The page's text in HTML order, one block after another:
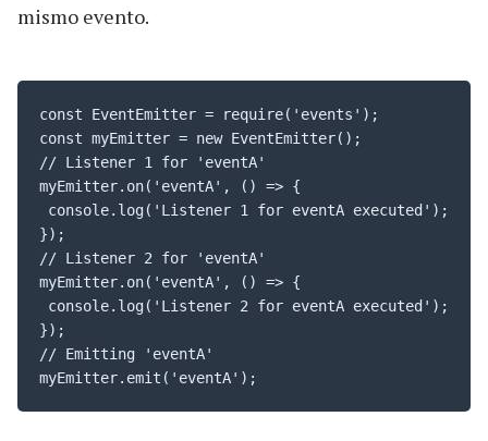
mismo evento.
const EventEmitter = require('events');
const myEmitter = new EventEmitter();
// Listener 1 for 'eventA'
myEmitter.on('eventA', () => {
console.log('Listener 1 for eventA executed');
});
// Listener 2 for 'eventA'
myEmitter.on('eventA', () => {
console.log('Listener 2 for eventA executed');
});
// Emitting 'eventA'
myEmitter.emit('eventA');